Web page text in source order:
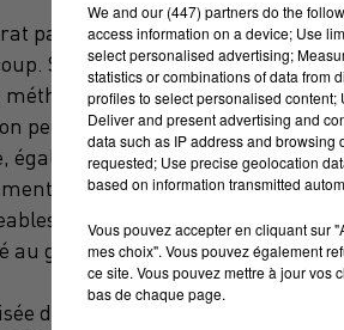
partielle ou totale, infection
Si l’anosmie est un véritable
de rééducation olfactive :
peut assister à des ateliers de
titulaire d’une
connu un renouveau de sa
à plusieurs plans, l’une
au gout.
dans la rééducation
We and our (447) partnersdo the
access information on a device; Use
select personalised advertising;
statistics or combinations of data from
profiles to select personalised content;
Deliver and present advertising and
data such as IP address and
requested; Use precise geolocation
based on information transmitted
Vous pouvez accepter en cliquant sur
mes choix". Vous pouvez également
ce site. Vous pouvez mettre à jour vos
bas de chaque page.